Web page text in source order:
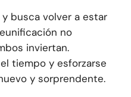
busca volver a estar
no
inviertan.
tiempo y esforzarse
y sorprendente.